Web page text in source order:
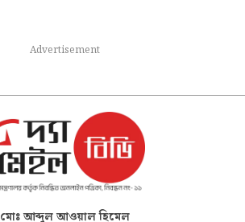
Advertisement
মোঃ আব্দুল আওয়াল হিমেল